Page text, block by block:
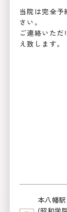
当院は完全予
さい。
ご連絡いた
え致します。
本八幡